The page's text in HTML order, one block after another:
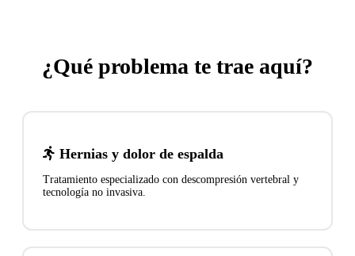
¿Qué problema te trae aquí?
Hernias y dolor de espalda
Tratamiento especializado con descompresión vertebral y
tecnología no invasiva.